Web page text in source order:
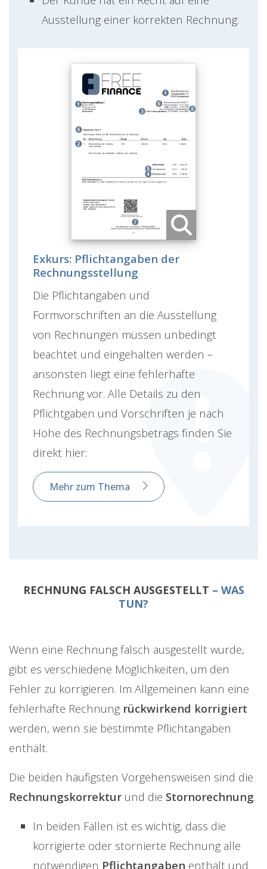
Ausstellung einer korrekten Rechnung.
Exkurs: Pflichtangaben der
Rechnungsstellung
Die Pflichtangaben und
Formvorschriften an die Ausstellung
von Rechnungen müssen unbedingt
beachtet und eingehalten werden –
ansonsten liegt eine fehlerhafte
Rechnung vor. Alle Details zu den
Pflichtgaben und Vorschriften je nach
Höhe des Rechnungsbetrags finden Sie
direkt hier:
Mehr zum Thema
RECHNUNG FALSCH AUSGESTELLT – WAS
TUN?
Wenn eine Rechnung falsch ausgestellt wurde,
gibt es verschiedene Möglichkeiten, um den
Fehler zu korrigieren. Im Allgemeinen kann eine
fehlerhafte Rechnung rückwirkend korrigiert
werden, wenn sie bestimmte Pflichtangaben
enthält.
Die beiden häufigsten Vorgehensweisen sind die
Rechnungskorrektur und die Stornorechnung.
In beiden Fällen ist es wichtig, dass die
korrigierte oder stornierte Rechnung alle
notwendigen Pflichtangaben enthält und